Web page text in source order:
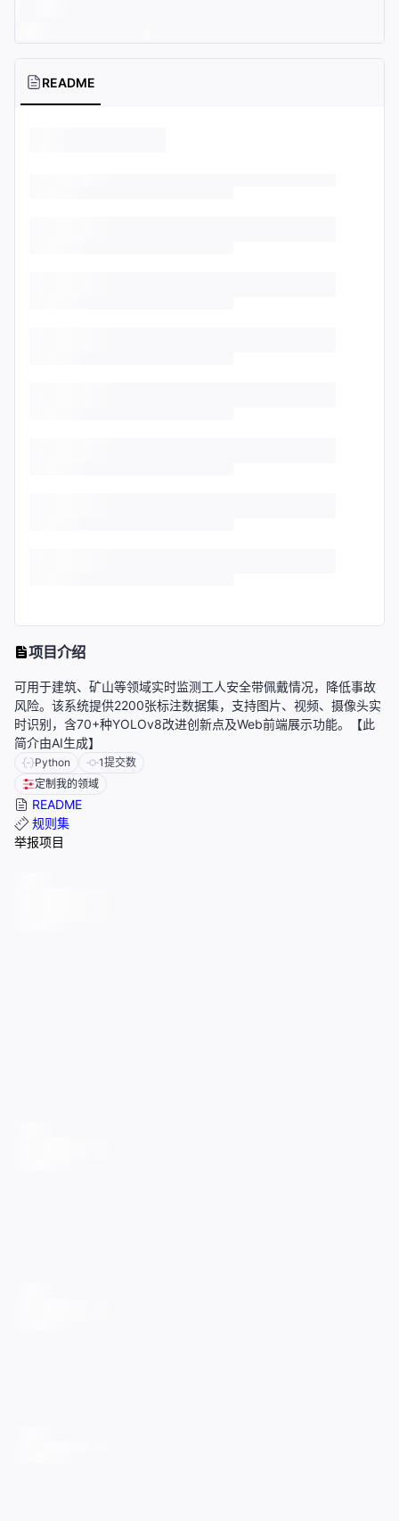
README
项目介绍
可用于建筑、矿山等领域实时监测工人安全带佩戴情况，降低事故
风险。该系统提供2200张标注数据集，支持图片、视频、摄像头实
时识别，含70+种YOLOv8改进创新点及Web前端展示功能。【此
简介由AI生成】
Python 1提交数
定制我的领域
README
规则集
举报项目